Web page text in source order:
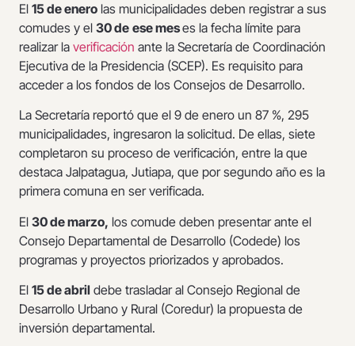
El 15 de enero las municipalidades deben registrar a sus
comudes y el 30 de ese meses la fecha límite para
realizar la verificación ante la Secretaría de Coordinación
Ejecutiva de la Presidencia (SCEP). Es requisito para
acceder a los fondos de los Consejos de Desarrollo.
La Secretaría reportó que el 9 de enero un 87 %, 295
municipalidades, ingresaron la solicitud. De ellas, siete
completaron su proceso de verificación, entre la que
destaca Jalpatagua, Jutiapa, que por segundo año es la
primera comuna en ser verificada.
El 30 de marzo, los comude deben presentar ante el
Consejo Departamental de Desarrollo (Codede) los
programas y proyectos priorizados y aprobados.
El 15 de abril debe trasladar al Consejo Regional de
Desarrollo Urbano y Rural (Coredur) la propuesta de
inversión departamental.